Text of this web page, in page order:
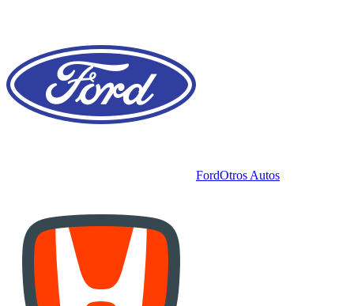
FordOtros Autos